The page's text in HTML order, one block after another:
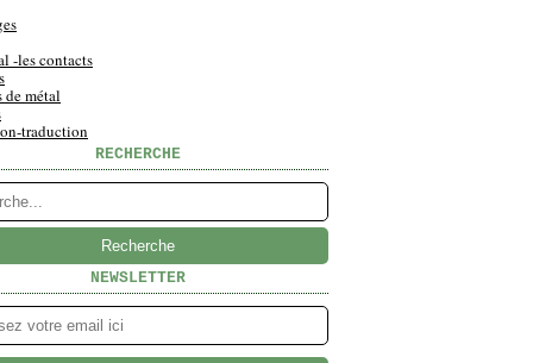
-les contacts
de métal
traduction
RECHERCHE
NEWSLETTER